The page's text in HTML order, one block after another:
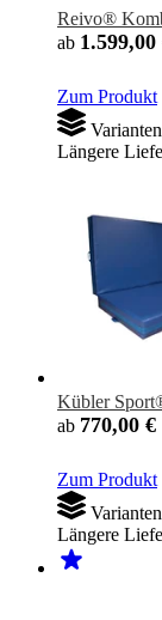
Reivo®
ab 1.599,00
Zum Produkt
Längere
Kübler
ab 770,00 €
Zum Produkt
Längere